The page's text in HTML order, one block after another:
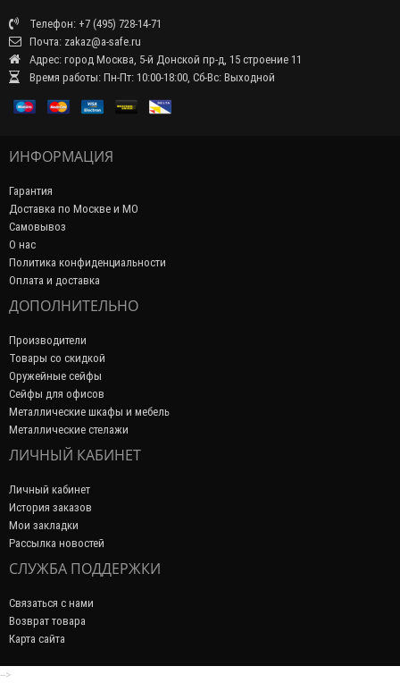
Телефон: +7 (495) 728-14-71
Почта: zakaz@a-safe.ru
Адрес: город Москва, 5-й Донской пр-д, 15 строение 11
Время работы: Пн-Пт: 10:00-18:00, Сб-Вс: Выходной
ИНФОРМАЦИЯ
Гарантия
Доставка по Москве и МО
Самовывоз
О нас
Политика конфиденциальности
Оплата и доставка
ДОПОЛНИТЕЛЬНО
Производители
Товары со скидкой
Оружейные сейфы
Сейфы для офисов
Металлические шкафы и мебель
Металлические стелажи
ЛИЧНЫЙ КАБИНЕТ
Личный кабинет
История заказов
Мои закладки
Рассылка новостей
СЛУЖБА ПОДДЕРЖКИ
Связаться с нами
Возврат товара
Карта сайта
-->